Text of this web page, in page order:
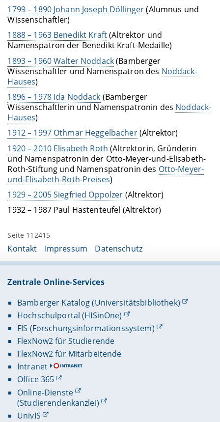
1799 – 1890 Johann Joseph Döllinger(Alumnus und
Wissenschaftler)
1888 – 1963 Benedikt Kraft(Altrektor und
Namenspatron der Benedikt Kraft-Medaille)
1893 – 1960 Walter Noddack(Bamberger
Wissenschaftler und Namenspatron des Noddack-
Hauses)
1896 – 1978 Ida Noddack (Bamberger
Wissenschaftlerin und Namenspatronin des Noddack-
Hauses)
1912 – 1997 Othmar Heggelbacher(Altrektor)
1920 – 2010 Elisabeth Roth (Altrektorin, Gründerin
und Namenspatronin der Otto-Meyer-und-Elisabeth-
Roth-Stiftung und Namenspatronin des Otto-Meyer-
und-Elisabeth-Roth-Preises)
1929 – 2005 Siegfried Oppolzer (Altrektor)
1932 – 1987 Paul Hastenteufel (Altrektor)
Seite 112415
Kontakt Impressum Datenschutz
Zentrale Online-Services
Bamberger Katalog (Universitätsbibliothek)
Hochschulportal (HISinOne)
FIS (Forschungsinformationssystem)
FlexNow2 für Studierende
FlexNow2 für Mitarbeitende
Intranet
Office 365
Online-Dienste
(Studierendenkanzlei)
UnivIS